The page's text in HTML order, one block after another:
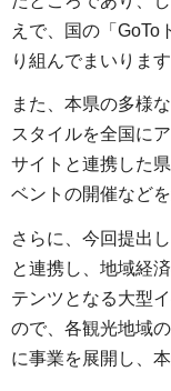
えで、国の「GoTo
り組んでまいります
また、本県の多様
スタイルを全国に
サイトと連携した
ベントの開催など
さらに、今回提出
と連携し、地域経
テンツとなる大型
ので、各観光地域
に事業を展開し、